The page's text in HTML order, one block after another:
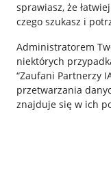
sprawiasz, że
czego szukasz i
Administratorem
niektórych
“Zaufani Partnerzy
przetwarzania
znajduje się w ich
Przydatne
Jak to działa
Napisz do nas
Allegro Gadane